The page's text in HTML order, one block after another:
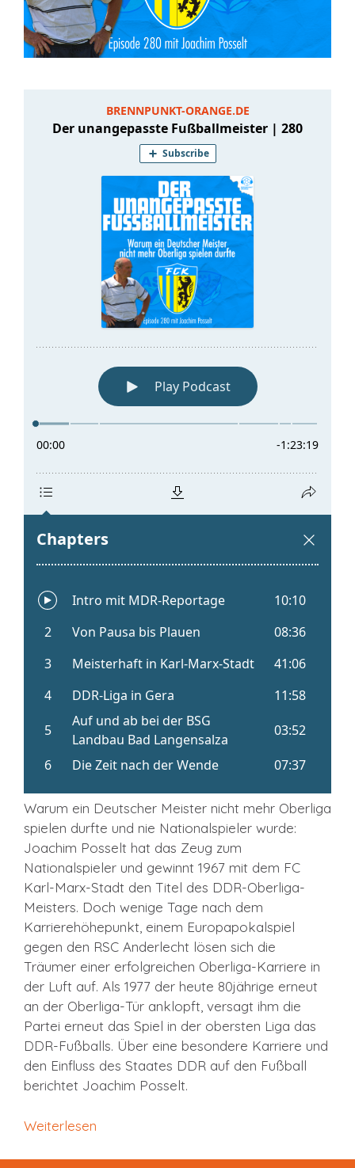
Warum ein Deutscher Meister nicht mehr Oberliga
spielen durfte und nie Nationalspieler wurde:
Joachim Posselt hat das Zeug zum
Nationalspieler und gewinnt 1967 mit dem FC
Karl-Marx-Stadt den Titel des DDR-Oberliga-
Meisters. Doch wenige Tage nach dem
Karrierehöhepunkt, einem Europapokalspiel
gegen den RSC Anderlecht lösen sich die
Träumer einer erfolgreichen Oberliga-Karriere in
der Luft auf. Als 1977 der heute 80jährige erneut
an der Oberliga-Tür anklopft, versagt ihm die
Partei erneut das Spiel in der obersten Liga das
DDR-Fußballs. Über eine besondere Karriere und
den Einfluss des Staates DDR auf den Fußball
berichtet Joachim Posselt.
Weiterlesen